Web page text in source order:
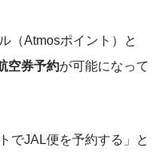
（Atmosポイント）と
空券予約が可能になって
でJAL便を予約する」と